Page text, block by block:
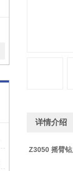
详情介绍
Z3050 摇臂